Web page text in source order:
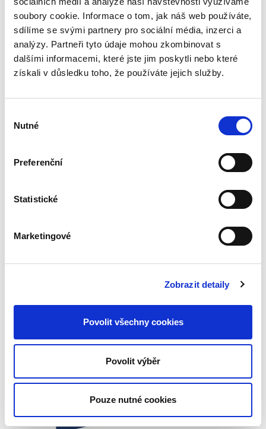
soubory cookie. Informace o tom, jak náš web používáte,
sdílíme se svými partnery pro sociální média, inzerci a
analýzy. Partneři tyto údaje mohou zkombinovat s
dalšími informacemi, které jste jim poskytli nebo které
získali v důsledku toho, že používáte jejich služby.
souhlasu
Nutné
Preferenční
Statistické
Marketingové
Zobrazit detaily
Povolit všechny cookies
Povolit výběr
Pouze nutné cookies
Publikace pojednává o předpokladech vzniku
povinnosti nahradit újmu způsobenou zvířetem
podle § 2933 až 2935 ObčZ. Nejde ale pouze o
ryzí teorii, v knize čtenář nalezne srozumitelná
řešení...
dědic a jeho
Iveta Vankátová
nového občanského zákoníku v roce 2014 stala
Deset let účinnosti
občanského
zákoníku